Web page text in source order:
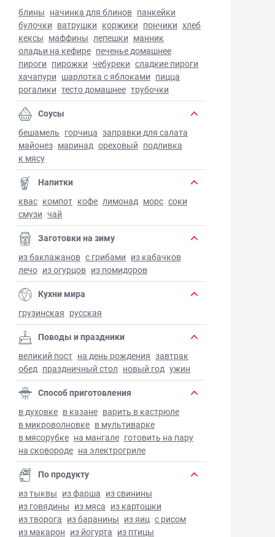
блины начинка для блинов панкейки
булочки ватрушки коржики пончики хлеб
кексы маффины лепешки манник
оладьи на кефире печенье домашнее
пироги пирожки чебуреки сладкие пироги
хачапури шарлотка с яблоками пицца
рогалики тесто домашнее трубочки
Соусы
бешамель горчица заправки для салата
майонез маринад ореховый подливка
к мясу
Напитки
квас компот кофе лимонад морс соки
смузи чай
Заготовки на зиму
из баклажанов с грибами из кабачков
лечо из огурцов из помидоров
Кухни мира
грузинская русская
Поводы и праздники
великий пост на день рождения завтрак
обед праздничный стол новый год ужин
Способ приготовления
в духовке в казане варить в кастрюле
в микроволновке в мультиварке
в мясорубке на мангале готовить на пару
на сковороде на электрогриле
По продукту
из тыквы из фарша из свинины
из говядины из мяса из картошки
из творога из баранины из яиц с рисом
из макарон из йогурта из птицы